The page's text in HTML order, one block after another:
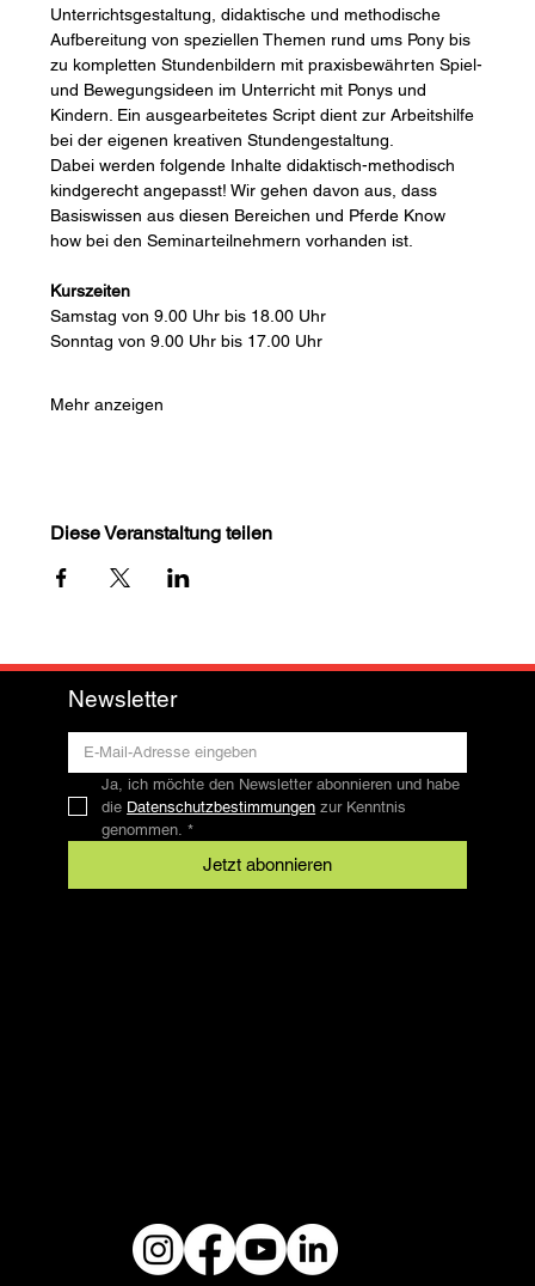
Unterrichtsgestaltung, didaktische und methodische
Aufbereitung von speziellen Themen rund ums Pony bis
zu kompletten Stundenbildern mit praxisbewährten Spiel-
und Bewegungsideen im Unterricht mit Ponys und
Kindern. Ein ausgearbeitetes Script dient zur Arbeitshilfe
bei der eigenen kreativen Stundengestaltung.
Dabei werden folgende Inhalte didaktisch-methodisch
kindgerecht angepasst! Wir gehen davon aus, dass
Basiswissen aus diesen Bereichen und Pferde Know
how bei den Seminarteilnehmern vorhanden ist.
Kurszeiten
Samstag von 9.00 Uhr bis 18.00 Uhr
Sonntag von 9.00 Uhr bis 17.00 Uhr
Mehr anzeigen
Diese Veranstaltung teilen
Newsletter
Ja, ich möchte den Newsletter abonnieren und habe
die Datenschutzbestimmungen zur Kenntnis
genommen. *
Jetzt abonnieren